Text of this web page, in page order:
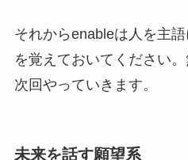
それからenableは人を主
を覚えておいてください。
次回やっていきます。
未来を話す願望系